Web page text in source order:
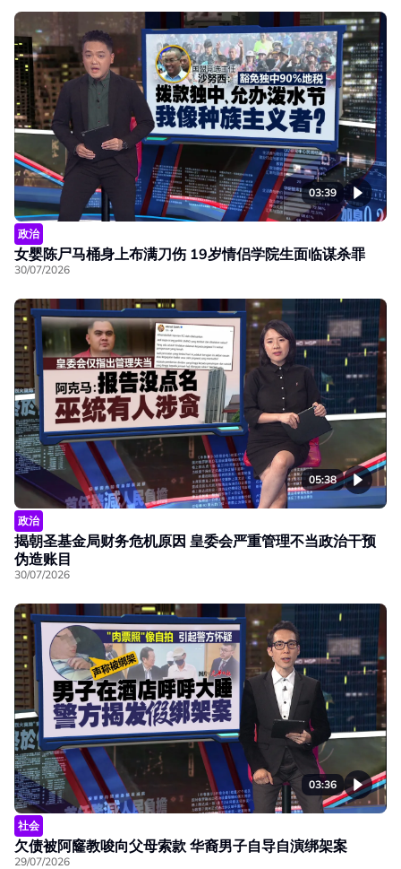
03:39
政治
女婴陈尸马桶身上布满刀伤 19岁情侣学院生面临谋杀罪
30/07/2026
05:38
政治
揭朝圣基金局财务危机原因 皇委会严重管理不当政治干预
伪造账目
30/07/2026
03:36
社会
欠债被阿窿教唆向父母索款 华裔男子自导自演绑架案
29/07/2026